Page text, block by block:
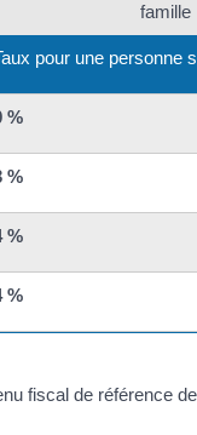
famille
pour une personne
%
%
%
%
fiscal de référence